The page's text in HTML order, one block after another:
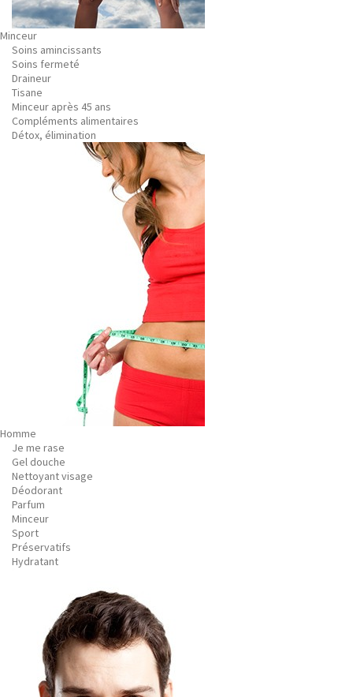
Minceur
Soins amincissants
Soins fermeté
Draineur
Tisane
Minceur après 45 ans
Compléments alimentaires
Détox, élimination
Homme
Je me rase
Gel douche
Nettoyant visage
Déodorant
Parfum
Minceur
Sport
Préservatifs
Hydratant